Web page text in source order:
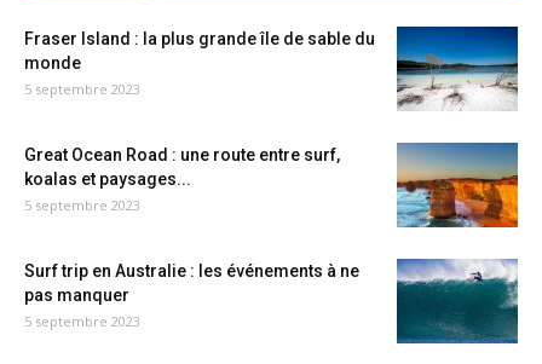
Fraser Island : la plus grande île de sable du
monde
5 septembre 2023
Great Ocean Road : une route entre surf,
koalas et paysages...
5 septembre 2023
Surf trip en Australie : les événements à ne
pas manquer
5 septembre 2023